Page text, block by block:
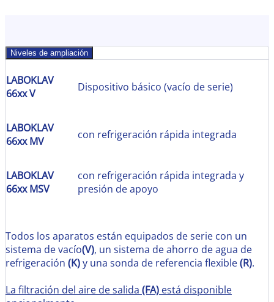
Niveles de ampliación
LABOKLAV
66xx V
Dispositivo básico (vacío de serie)
LABOKLAV
66xx MV
con refrigeración rápida integrada
LABOKLAV
66xx MSV
con refrigeración rápida integrada y
presión de apoyo
Todos los aparatos están equipados de serie con un
sistema de vacío(V), un sistema de ahorro de agua de
refrigeración (K)y una sonda de referencia flexible(R).
La filtración del aire de salida (FA) está disponible